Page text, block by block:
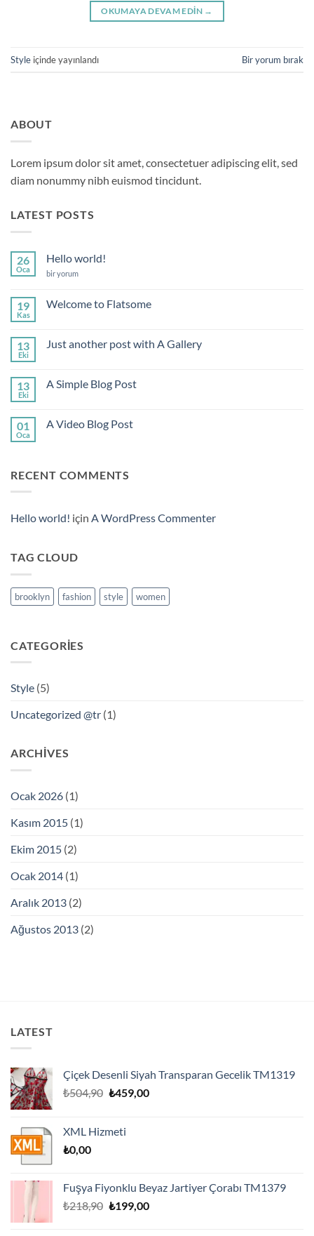
OKUMAYA DEVAM EDIN →
Style içinde yayınlandı Bir yorum bırak
ABOUT
Lorem ipsum dolor sit amet, consectetuer adipiscing elit, sed
diam nonummy nibh euismod tincidunt.
LATEST POSTS
26
Oca
Hello world!
Hello
bir yorum
19
Kas
Welcome to Flatsome
to
13
Eki
Just another post with A Gallery
another
Gallery
13
Eki
A Simple Blog Post
Simple
01
Oca
A Video Blog Post
Blog
RECENT COMMENTS
Hello world! için A WordPress Commenter
TAG CLOUD
brooklyn fashion style women
CATEGORIES
Style (5)
Uncategorized @tr (1)
ARCHIVES
Ocak 2026 (1)
Kasım 2015 (1)
Ekim 2015 (2)
Ocak 2014 (1)
Aralık 2013 (2)
Ağustos 2013 (2)
LATEST
Çiçek Desenli Siyah Transparan Gecelik TM1319
₺504,90 Orijinal
₺459,00Şu
XML Hizmeti
₺0,00
Fuşya Fiyonklu Beyaz Jartiyer Çorabı TM1379
₺218,90 Orijinal
₺199,00Şu